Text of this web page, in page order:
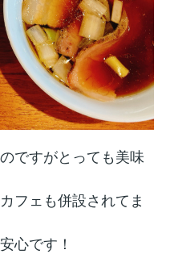
ですがとっても美味
フェも併設されてま
心です！